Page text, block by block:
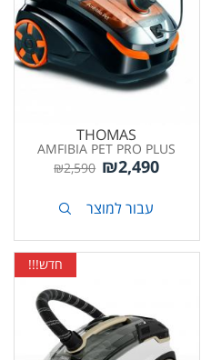
THOMAS
AMFIBIA PET PRO PLUS
₪2,490
₪2,590
עבור למוצר
חדש!!!